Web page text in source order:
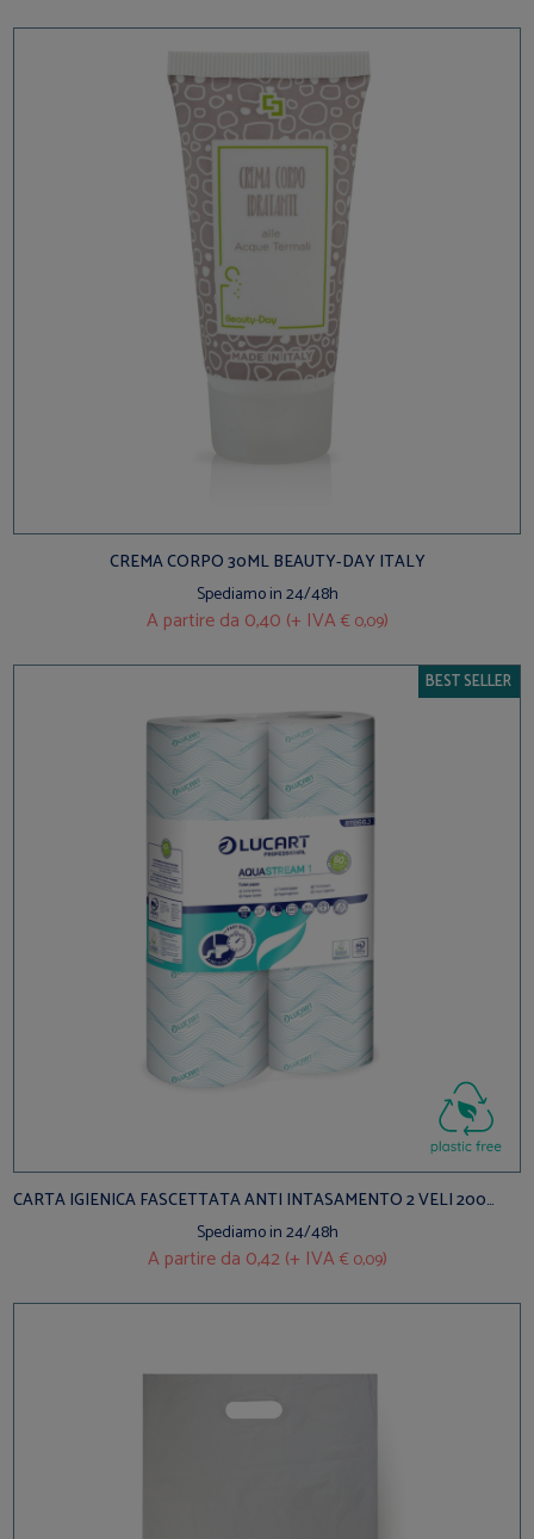
CREMA CORPO 30ML BEAUTY-DAY ITALY
Spediamo in 24/48h
A partire da 0,40 (+ IVA€ 0,09)
BEST SELLER
CARTA IGIENICA FASCETTATA ANTI INTASAMENTO 2 VELI 200
Spediamo in 24/48h
A partire da 0,42 (+ IVA€ 0,09)